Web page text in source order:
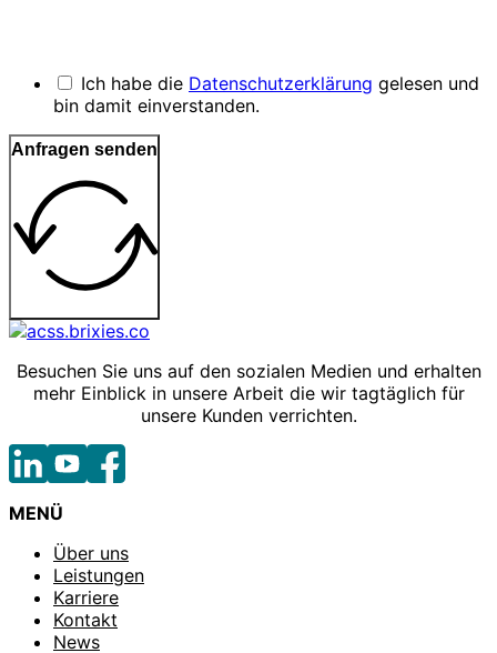
Ich habe die Datenschutzerklärung gelesen und
bin damit einverstanden.
Anfragen senden
Besuchen Sie uns auf den sozialen Medien und erhalten
mehr Einblick in unsere Arbeit die wir tagtäglich für
unsere Kunden verrichten.
MENÜ
Über uns
Leistungen
Karriere
Kontakt
News